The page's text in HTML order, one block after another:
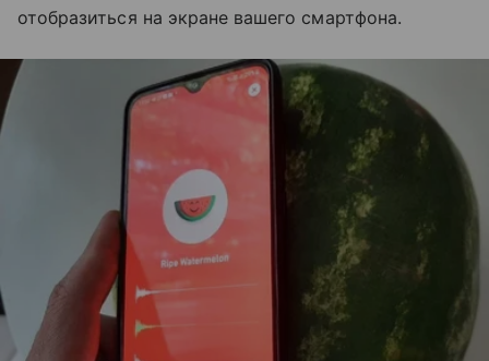
отобразиться на экране вашего смартфона.